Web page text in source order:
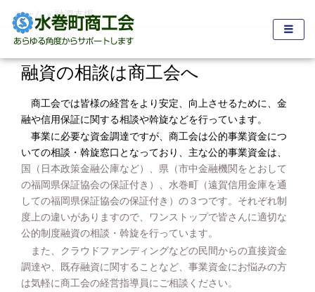
ス
ホーム 融資支援
融資の相談は商工会へ
商工会では皆様の経営をより安定、向上させるために、金
融や信用保証に関する相談や斡旋などを行っています。
事業に必要な資金調達ですが、商工会は公的事業資金につ
いての相談・斡旋窓口となっており、主な公的事業資金は、
国（日本政策金融公庫など）、県（市中金融機関をとおして
の福岡県保証協会の保証付き）、水巻町（遠賀信用金庫を通
しての福岡県保証協会の保証付き）の３つです。それぞれ制
度上の違いがありますので、ワンストップで皆さんに適切な
公的制度融資の相談・斡旋を行っています。
また、クラウドファンディングなどの民間からの直接資金
調達や、既存融資に関することなど、 事業資金にお悩みの方
は気軽に商工会の経営指導員にご相談ください。